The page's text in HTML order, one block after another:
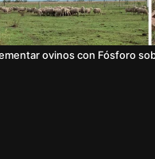
ovinos con Fósforo